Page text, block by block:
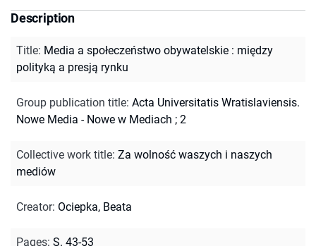
Description
Title: Media a społeczeństwo obywatelskie : między
polityką a presją rynku
Group publication title: Acta Universitatis Wratislaviensis.
Nowe Media - Nowe w Mediach ; 2
Collective work title: Za wolność waszych i naszych
mediów
Creator: Ociepka, Beata
Pages: S. 43-53